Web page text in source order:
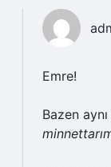
Emre!
Bazen